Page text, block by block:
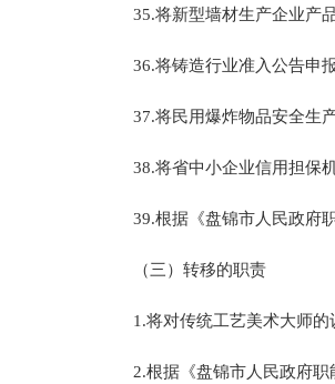
35.将新型墙材生产企业产品
36.将铸造行业准入公告申报
37.将民用爆炸物品安全生产
38.将省中小企业信用担保机
39.根据《盘锦市人民政府职
（三）转移的职责
1.将对传统工艺美术大师的
2.根据《盘锦市人民政府职